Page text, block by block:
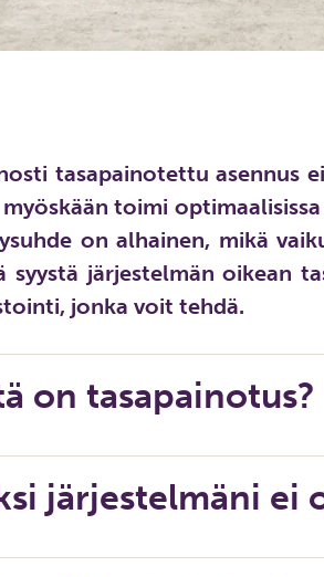
tasapainotettu asennus
myöskään toimi
on alhainen, mikä
syystä järjestelmän oikean
jonka voit tehdä.
on tasapainotus?
järjestelmäni ei